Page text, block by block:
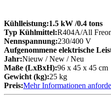
Kühlleistung:1.5 kW /0.4 tons
Typ Kühlmittel:R404A/All
Nennspannung:230/400 V
Aufgenommene elektrische
Jahr:Nieuw / New / Neu
Maße (LxBxH):96 x 45 x 45 cm
Gewicht (kg):25 kg
Preis:Mehr Informationen